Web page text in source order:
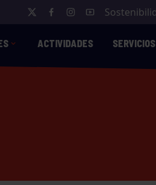
ACTIVIDADES SERVICIOS